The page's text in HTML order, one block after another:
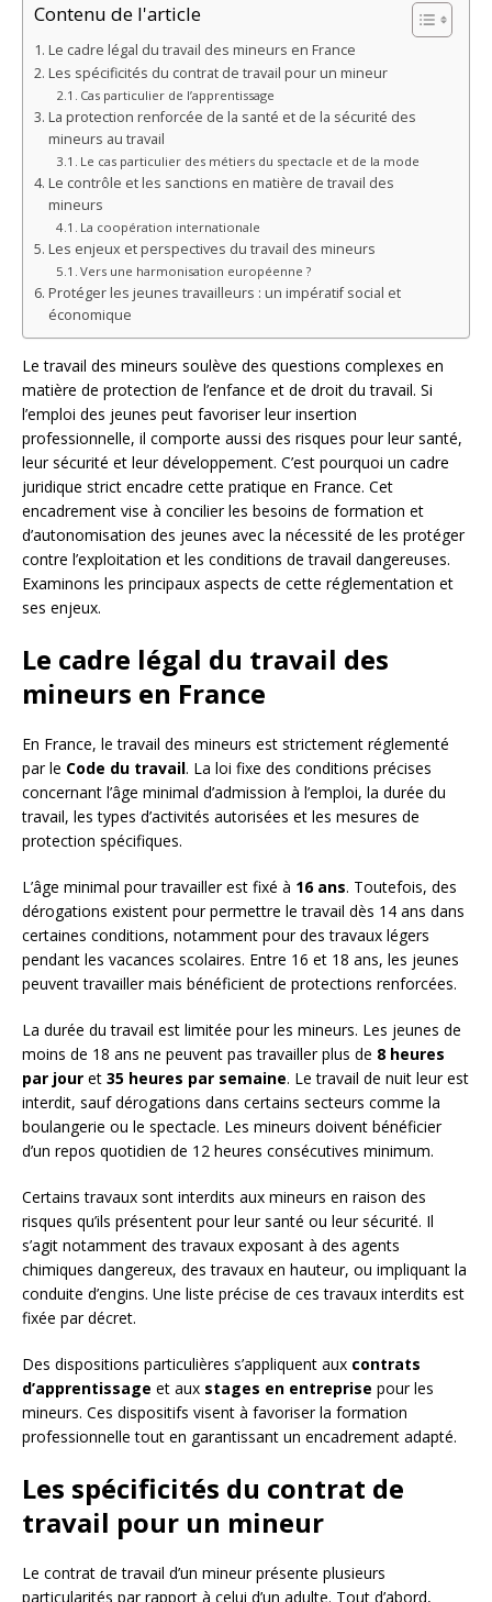
Contenu de l'article
Le cadre légal du travail des mineurs en France
Les spécificités du contrat de travail pour un mineur
Cas particulier de l’apprentissage
La protection renforcée de la santé et de la sécurité des
mineurs au travail
Le cas particulier des métiers du spectacle et de la mode
Le contrôle et les sanctions en matière de travail des
mineurs
La coopération internationale
Les enjeux et perspectives du travail des mineurs
Vers une harmonisation européenne ?
Protéger les jeunes travailleurs : un impératif social et
économique
Le travail des mineurs soulève des questions complexes en
matière de protection de l’enfance et de droit du travail. Si
l’emploi des jeunes peut favoriser leur insertion
professionnelle, il comporte aussi des risques pour leur santé,
leur sécurité et leur développement. C’est pourquoi un cadre
juridique strict encadre cette pratique en France. Cet
encadrement vise à concilier les besoins de formation et
d’autonomisation des jeunes avec la nécessité de les protéger
contre l’exploitation et les conditions de travail dangereuses.
Examinons les principaux aspects de cette réglementation et
ses enjeux.
Le cadre légal du travail des
mineurs en France
En France, le travail des mineurs est strictement réglementé
par le Code du travail. La loi fixe des conditions précises
concernant l’âge minimal d’admission à l’emploi, la durée du
travail, les types d’activités autorisées et les mesures de
protection spécifiques.
L’âge minimal pour travailler est fixé à 16 ans. Toutefois, des
dérogations existent pour permettre le travail dès 14 ans dans
certaines conditions, notamment pour des travaux légers
pendant les vacances scolaires. Entre 16 et 18 ans, les jeunes
peuvent travailler mais bénéficient de protections renforcées.
La durée du travail est limitée pour les mineurs. Les jeunes de
moins de 18 ans ne peuvent pas travailler plus de 8 heures
par jour et 35 heures par semaine. Le travail de nuit leur est
interdit, sauf dérogations dans certains secteurs comme la
boulangerie ou le spectacle. Les mineurs doivent bénéficier
d’un repos quotidien de 12 heures consécutives minimum.
Certains travaux sont interdits aux mineurs en raison des
risques qu’ils présentent pour leur santé ou leur sécurité. Il
s’agit notamment des travaux exposant à des agents
chimiques dangereux, des travaux en hauteur, ou impliquant la
conduite d’engins. Une liste précise de ces travaux interdits est
fixée par décret.
Des dispositions particulières s’appliquent aux contrats
d’apprentissage et aux stages en entreprise pour les
mineurs. Ces dispositifs visent à favoriser la formation
professionnelle tout en garantissant un encadrement adapté.
Les spécificités du contrat de
travail pour un mineur
Le contrat de travail d’un mineur présente plusieurs
particularités par rapport à celui d’un adulte. Tout d’abord,